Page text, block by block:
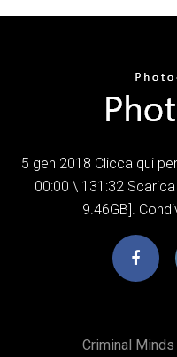
5 gen 2018 Clicca qui
00:00 \ 131:32
9.46GB].
Criminal